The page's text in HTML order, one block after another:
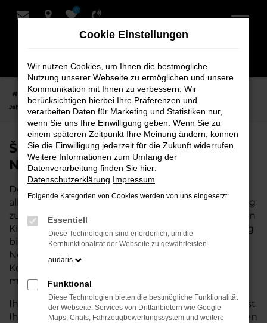
Zum
0
Startseite Nordenham Škoda Škoda Karoq
Škoda Karoq
Jahreswagen für Nordenham bei Schmidt + Koch
Škoda Karoq Jahreswagen für
Nordenham bei Schmidt + Koch
Der Karoq Jahreswagen ist die perfekte Wahl für
alle, die für Nordenham ein nahezu neues Fahrzeug
zu einem attraktiven Preis suchen. Mit nur wenigen
Kilometern und einer hervorragenden Ausstattung
bietet dieser Jahreswagen die Vorteile eines
Neuwagens, aber zu deutlich besseren
Konditionen. Ideal für alle, die hohe Qualität und
modernes Design zu einem fairen Preis möchten.
Ihr Škoda Autohaus in der Nähe von Nordenham ist
Ihr kompetenter Partner, wenn es um Jahreswagen
Cookie Einstellungen
Wir nutzen Cookies, um Ihnen die bestmögliche
Nutzung unserer Webseite zu ermöglichen und unsere
Kommunikation mit Ihnen zu verbessern. Wir
berücksichtigen hierbei Ihre Präferenzen und
verarbeiten Daten für Marketing und Statistiken nur,
wenn Sie uns Ihre Einwilligung geben. Wenn Sie zu
einem späteren Zeitpunkt Ihre Meinung ändern, können
Sie die Einwilligung jederzeit für die Zukunft widerrufen.
Weitere Informationen zum Umfang der
Datenverarbeitung finden Sie hier:
Datenschutzerklärung Impressum
Folgende Kategorien von Cookies werden von uns eingesetzt:
Essentiell
Diese Technologien sind erforderlich, um die
Kernfunktionalität der Webseite zu gewährleisten.
audaris
Funktional
Diese Technologien bieten die bestmögliche Funktionalität
der Webseite. Services von Drittanbietern wie Google
Maps, Chats, Fahrzeugbewertungssystem und weitere